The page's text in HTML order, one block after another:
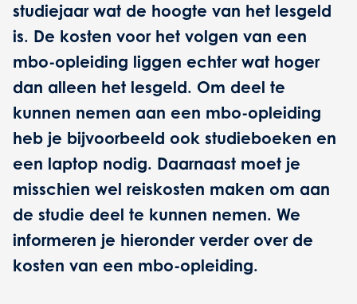
studiejaar wat de hoogte van het lesgeld
is. De kosten voor het volgen van een
mbo-opleiding liggen echter wat hoger
dan alleen het lesgeld. Om deel te
kunnen nemen aan een mbo-opleiding
heb je bijvoorbeeld ook studieboeken en
een laptop nodig. Daarnaast moet je
misschien wel reiskosten maken om aan
de studie deel te kunnen nemen. We
informeren je hieronder verder over de
kosten van een mbo-opleiding.